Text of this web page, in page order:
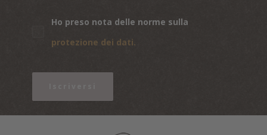
Ho preso nota delle norme sulla
protezione dei dati.